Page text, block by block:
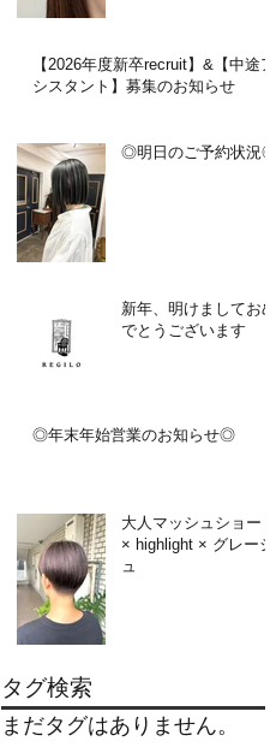
【2026年度新卒recruit】&【中途ア
シスタント】募集のお知らせ
◎明日のご予約状況◎
新年、明けましておめ
でとうございます
◎年末年始営業のお知らせ◎
大人マッシュショート
× highlight × グレージ
ュ
タグ検索
まだタグはありません。